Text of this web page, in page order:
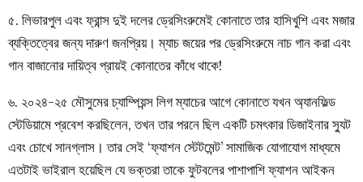
৫. লিভারপুল এবং ফ্রান্স দুই দলের ড্রেসিংরুমেই কোনাতে তার হাসিখুশি এবং মজার
ব্যক্তিত্বের জন্য দারুণ জনপ্রিয়। ম্যাচ জয়ের পর ড্রেসিংরুমে নাচ গান করা এবং
গান বাজানোর দায়িত্ব প্রায়ই কোনাতের কাঁধে থাকে!
৬. ২০২৪-২৫ মৌসুমের চ্যাম্পিয়ন্স লিগ ম্যাচের আগে কোনাতে যখন অ্যানফিল্ড
স্টেডিয়ামে প্রবেশ করছিলেন, তখন তার পরনে ছিল একটি চমৎকার ডিজাইনার স্যুট
এবং চোখে সানগ্লাস। তার সেই ‘ফ্যাশন স্টেটমেন্ট’ সামাজিক যোগাযোগ মাধ্যমে
এতটাই ভাইরাল হয়েছিল যে ভক্তরা তাকে ফুটবলের পাশাপাশি ফ্যাশন আইকন